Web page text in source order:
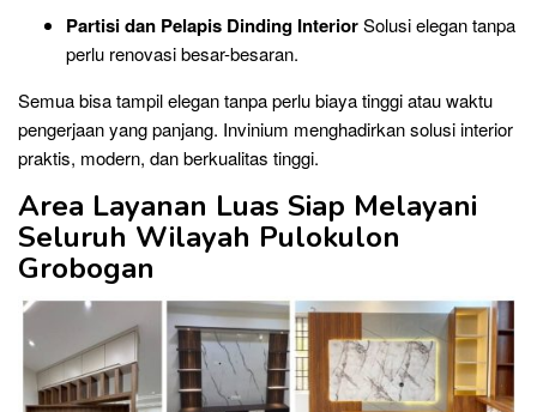
Partisi dan Pelapis Dinding InteriorSolusi elegan tanpa
perlu renovasi besar-besaran.
Semua bisa tampil elegan tanpa perlu biaya tinggi atau waktu
pengerjaan yang panjang. Invinium menghadirkan solusi interior
praktis, modern, dan berkualitas tinggi.
Area Layanan Luas Siap Melayani
Seluruh Wilayah Pulokulon
Grobogan